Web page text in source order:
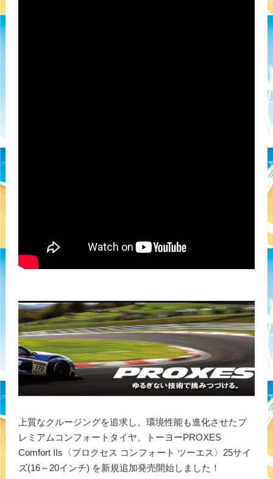
上質なクルージングを追求し、環境性能も進化させたプ
レミアムコンフォートタイヤ、トーヨーPROXES
Comfort IIs〈プロクセス コンフォート ツーエス〉25サイ
ズ(16～20インチ) を新規追加発売開始しました！